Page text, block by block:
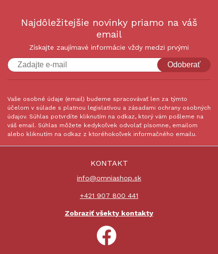
Najdôležitejšie novinky priamo na váš
email
Získajte zaujímavé informácie vždy medzi prvými
Odoberať
Vaše osobné údaje (email) budeme spracovávať len za týmto
účelom v súlade s platnou legislatívou a zásadami ochrany osobných
údajov. Súhlas potvrdíte kliknutím na odkaz, ktorý vám pošleme na
váš email. Súhlas môžete kedykoľvek odvolať písomne, emailom
alebo kliknutím na odkaz z ktoréhokoľvek informačného emailu.
KONTAKT
info@omniashop.sk
+421 907 800 441
Zobraziť všekty kontakty